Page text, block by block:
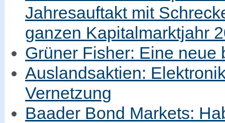
Jahresauftakt mit
ganzen Kapitalmarktjahr
Grüner Fisher: Eine neue
Auslandsaktien:
Vernetzung
Baader Bond Markets: